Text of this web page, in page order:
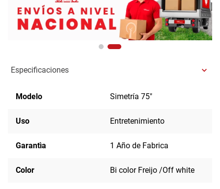
Especificaciones
Modelo Simetría 75"
Uso Entretenimiento
Garantìa 1 Año de Fabrica
Color Bi color Freijo /Off white